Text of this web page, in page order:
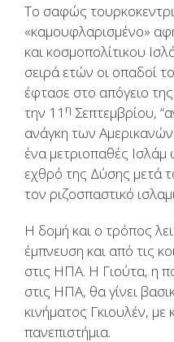
Το σαφώς
«καμουφλαρισμένο»
και κοσμοπολίτικου
σειρά ετών οι οπαδοί
έφτασε στο απόγειο
την 11 η Σεπτεμβρίου,
ανάγκη των
ένα μετριοπαθές
εχθρό της Δύσης μετά
τον ριζοσπαστικό
Η δομή και ο τρόπος
έμπνευση και από τις
στις ΗΠΑ. Η Γιούτα, η
στις ΗΠΑ, θα γίνει
κινήματος Γκιουλέν, με
πανεπιστήμια.